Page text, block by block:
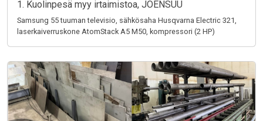
1. Kuolinpesä myy irtaimistoa, JOENSUU
Samsung 55 tuuman televisio, sähkösaha Husqvarna Electric 321,
laserkaiverruskone AtomStack A5 M50, kompressori (2 HP)